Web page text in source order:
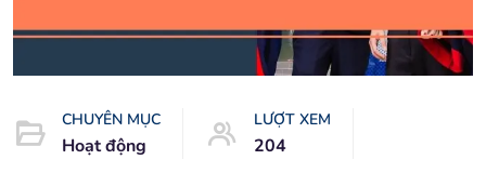
CHUYÊN MỤC
Hoạt động
LƯỢT XEM
204